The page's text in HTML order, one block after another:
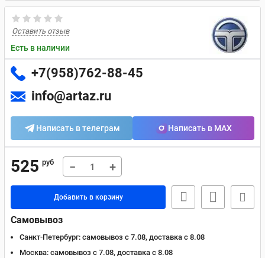
Оставить отзыв
Есть в наличии
+7(958)762-88-45
info@artaz.ru
Написать в телеграм Написать в MAX
525 руб − +
Добавить в корзину
Самовывоз
Санкт-Петербург: самовывоз с 7.08, доставка c 8.08
Москва: самовывоз с 7.08, доставка c 8.08